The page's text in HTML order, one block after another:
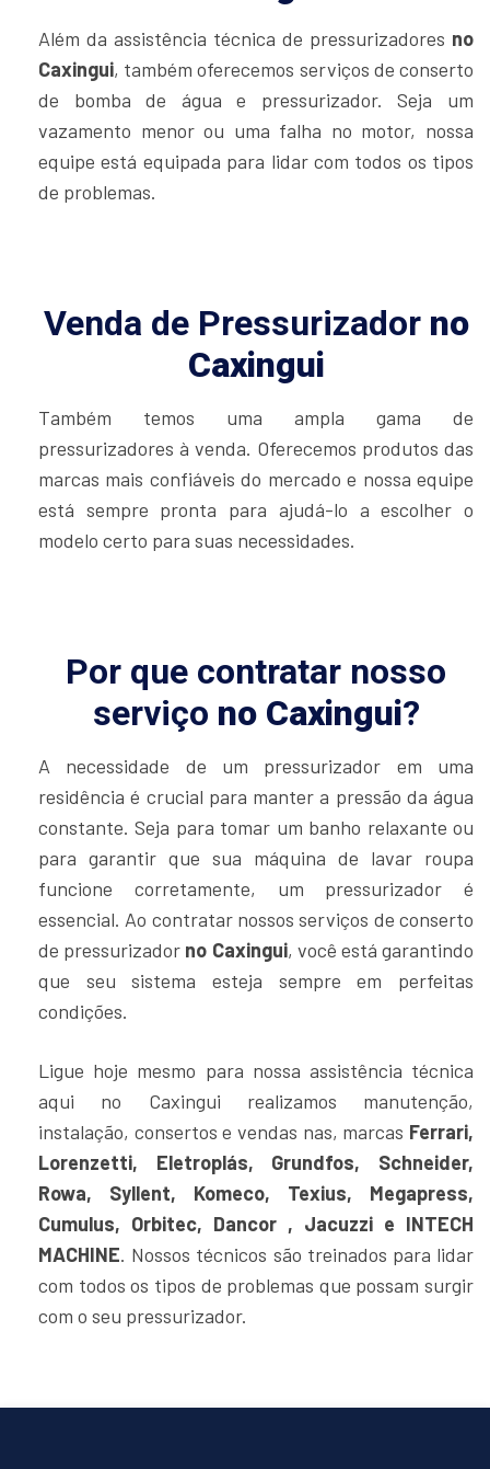
Além da assistência técnica de pressurizadores no
Caxingui, também oferecemos serviços de conserto
de bomba de água e pressurizador. Seja um
vazamento menor ou uma falha no motor, nossa
equipe está equipada para lidar com todos os tipos
de problemas.
Venda de Pressurizador no
Caxingui
Também temos uma ampla gama de
pressurizadores à venda. Oferecemos produtos das
marcas mais confiáveis do mercado e nossa equipe
está sempre pronta para ajudá-lo a escolher o
modelo certo para suas necessidades.
Por que contratar nosso
serviço no Caxingui?
A necessidade de um pressurizador em uma
residência é crucial para manter a pressão da água
constante. Seja para tomar um banho relaxante ou
para garantir que sua máquina de lavar roupa
funcione corretamente, um pressurizador é
essencial. Ao contratar nossos serviços de conserto
de pressurizador no Caxingui, você está garantindo
que seu sistema esteja sempre em perfeitas
condições.
Ligue hoje mesmo para nossa assistência técnica
aqui no Caxingui realizamos manutenção,
instalação, consertos e vendas nas, marcas Ferrari,
Lorenzetti, Eletroplás, Grundfos, Schneider,
Rowa, Syllent, Komeco, Texius, Megapress,
Cumulus, Orbitec, Dancor , Jacuzzi e INTECH
MACHINE. Nossos técnicos são treinados para lidar
com todos os tipos de problemas que possam surgir
com o seu pressurizador.